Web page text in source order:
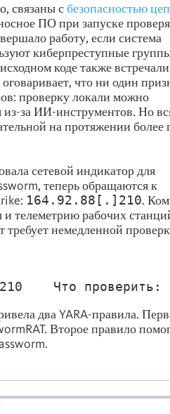
связаны сбезопасностью
ПО при запуске
работу, если система
киберпреступные
коде также
что ни один
проверку локали можно
из-за ИИ-инструментов. Но
на протяжении более
сетевой индикатор для
теперь обращаются к
164.92.88[.]210.
и телеметрию рабочих
требует немедленной
Что проверить:  -
два YARA-правила.
Второе правило